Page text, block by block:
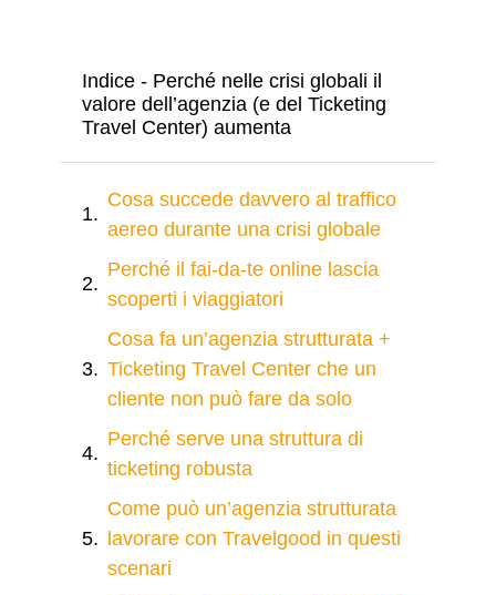
Indice - Perché nelle crisi globali il
valore dell’agenzia (e del Ticketing
Travel Center) aumenta
Cosa succede davvero al traffico
aereo durante una crisi globale
Perché il fai‑da‑te online lascia
scoperti i viaggiatori
Cosa fa un’agenzia strutturata +
Ticketing Travel Center che un
cliente non può fare da solo
Perché serve una struttura di
ticketing robusta
Come può un’agenzia strutturata
lavorare con Travelgood in questi
scenari